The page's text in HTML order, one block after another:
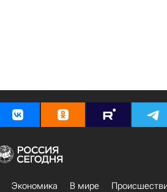
Экономика В мире